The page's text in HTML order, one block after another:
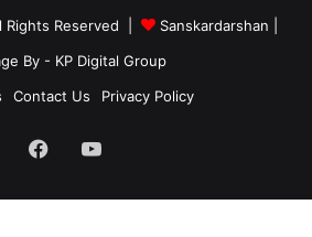
Rights Reserved | Sanskardarshan
By - KP Digital Group
Contact Us Privacy Policy
FacebookYouTube